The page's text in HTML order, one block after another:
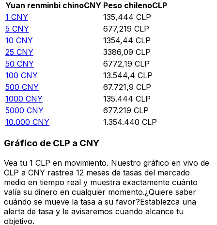
Yuan renminbi chinoCNY Peso chilenoCLP
1 CNY 135,444 CLP
5 CNY 677,219 CLP
10 CNY 1354,44 CLP
25 CNY 3386,09 CLP
50 CNY 6772,19 CLP
100 CNY 13.544,4 CLP
500 CNY 67.721,9 CLP
1000 CNY 135.444 CLP
5000 CNY 677.219 CLP
10.000 CNY 1.354.440 CLP
Gráfico de CLP a CNY
Vea tu 1 CLP en movimiento. Nuestro gráfico en vivo de
CLP a CNY rastrea 12 meses de tasas del mercado
medio en tiempo real y muestra exactamente cuánto
valía su dinero en cualquier momento.¿Quiere saber
cuándo se mueve la tasa a su favor?Establezca una
alerta de tasa y le avisaremos cuando alcance tu
objetivo.